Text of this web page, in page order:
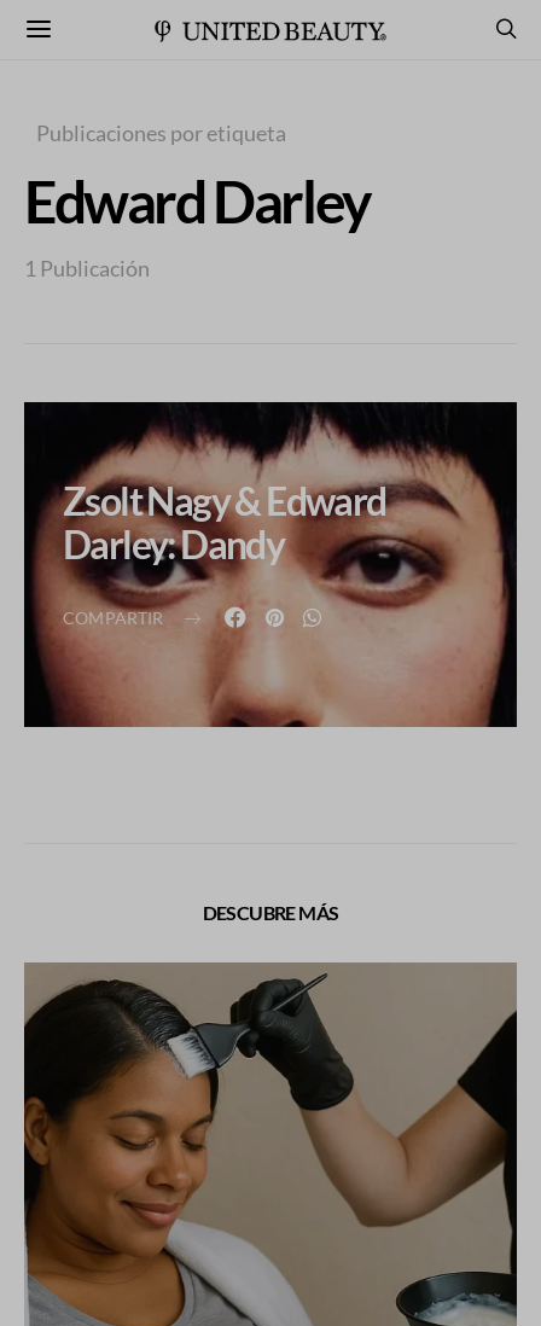
Publicaciones por etiqueta
Edward Darley
1 Publicación
Zsolt Nagy & Edward
Darley: Dandy
COMPARTIR
DESCUBRE MÁS